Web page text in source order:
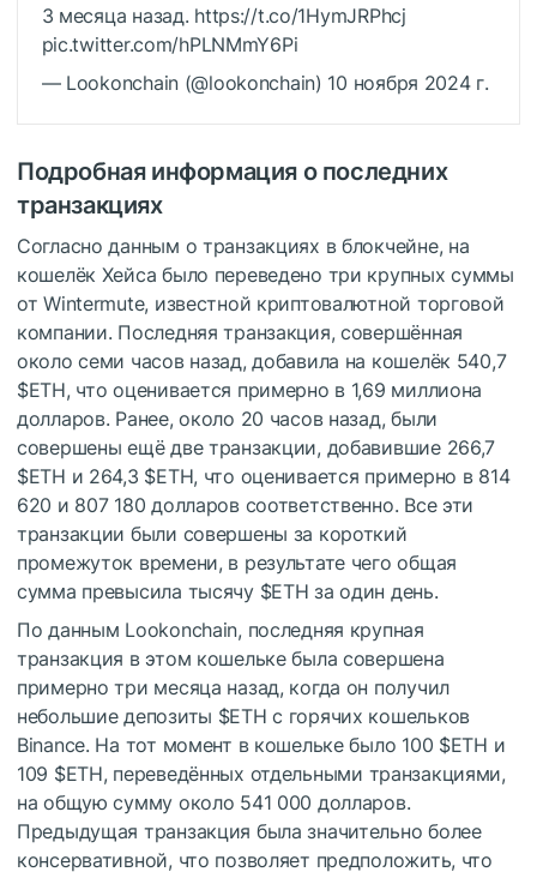
3 месяца назад. https://t.co/1HymJRPhcj
pic.twitter.com/hPLNMmY6Pi
— Lookonchain (@lookonchain) 10 ноября 2024 г.
Подробная информация о последних
транзакциях
Согласно данным о транзакциях в блокчейне, на
кошелёк Хейса было переведено три крупных суммы
от Wintermute, известной криптовалютной торговой
компании. Последняя транзакция, совершённая
около семи часов назад, добавила на кошелёк 540,7
$ETH, что оценивается примерно в 1,69 миллиона
долларов. Ранее, около 20 часов назад, были
совершены ещё две транзакции, добавившие 266,7
$ETH и 264,3 $ETH, что оценивается примерно в 814
620 и 807 180 долларов соответственно. Все эти
транзакции были совершены за короткий
промежуток времени, в результате чего общая
сумма превысила тысячу $ETH за один день.
По данным Lookonchain, последняя крупная
транзакция в этом кошельке была совершена
примерно три месяца назад, когда он получил
небольшие депозиты $ETH с горячих кошельков
Binance. На тот момент в кошельке было 100 $ETH и
109 $ETH, переведённых отдельными транзакциями,
на общую сумму около 541 000 долларов.
Предыдущая транзакция была значительно более
консервативной, что позволяет предположить, что